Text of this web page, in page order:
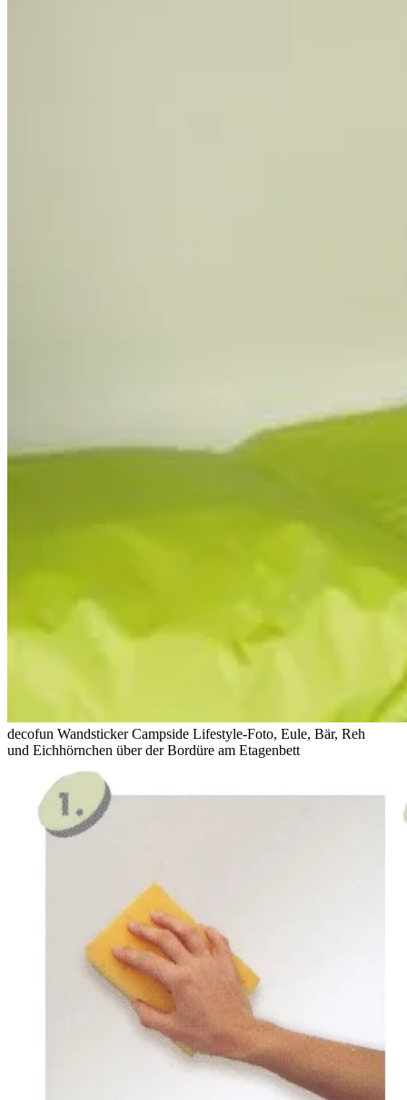
decofun Wandsticker Campside Lifestyle-Foto, Eule, Bär, Reh
und Eichhörnchen über der Bordüre am Etagenbett